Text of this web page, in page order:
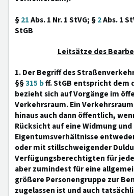
§21Abs. 1 Nr. 1 StVG; §2Abs. 1
StGB
Leitsätze des
1. Der Begriff des
§§315 bff. StGB entspricht dem
bezieht sich auf Vorgänge im
Verkehrsraum. Ein
hinaus auch dann öffentlich,
Rücksicht auf eine Widmung
Eigentumsverhältnisse
oder mit stillschweigender
Verfügungsberechtigten für
aber zumindest für eine
größere Personengruppe zur
zugelassen ist und auch